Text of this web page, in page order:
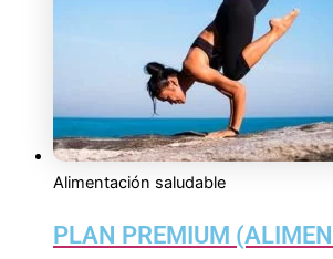
Alimentación saludable
PLAN PREMIUM